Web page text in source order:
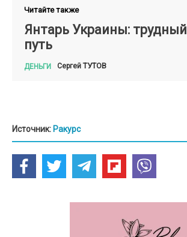
Читайте также
Янтарь Украины: трудный
путь
ДЕНЬГИ СергейТУТОВ
Источник: Ракурс